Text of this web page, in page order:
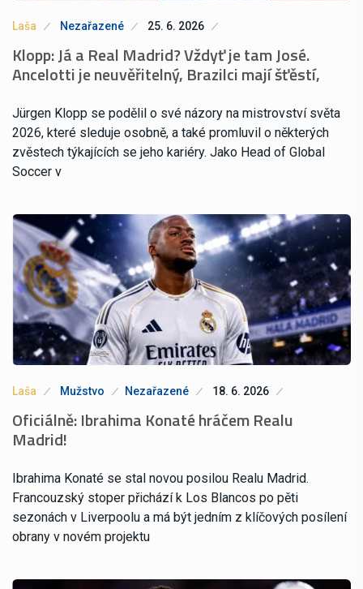
Laša Nezařazené 25. 6. 2026
Klopp: Já a Real Madrid? Vždyť je tam José.
Ancelotti je neuvěřitelný, Brazilci mají šťěstí,
Jürgen Klopp se podělil o své názory na mistrovství světa
2026, které sleduje osobně, a také promluvil o některých
zvěstech týkajících se jeho kariéry. Jako Head of Global
Soccer v
Laša Mužstvo Nezařazené 18. 6. 2026
Oficiálně: Ibrahima Konaté hráčem Realu
Madrid!
Ibrahima Konaté se stal novou posilou Realu Madrid.
Francouzský stoper přichází k Los Blancos po pěti
sezonách v Liverpoolu a má být jedním z klíčových posílení
obrany v novém projektu